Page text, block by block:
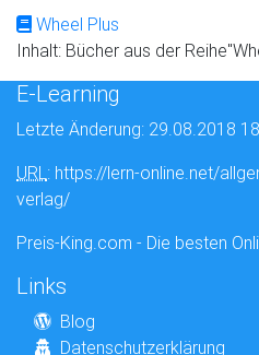
Wheel Plus
Inhalt: Bücher aus der
E-Learning
Letzte Änderung: 29.08.2018
URL: https://lern-online.net/
verlag/
Preis-King.com - Die besten
Links
Blog
Datenschutzerklärung